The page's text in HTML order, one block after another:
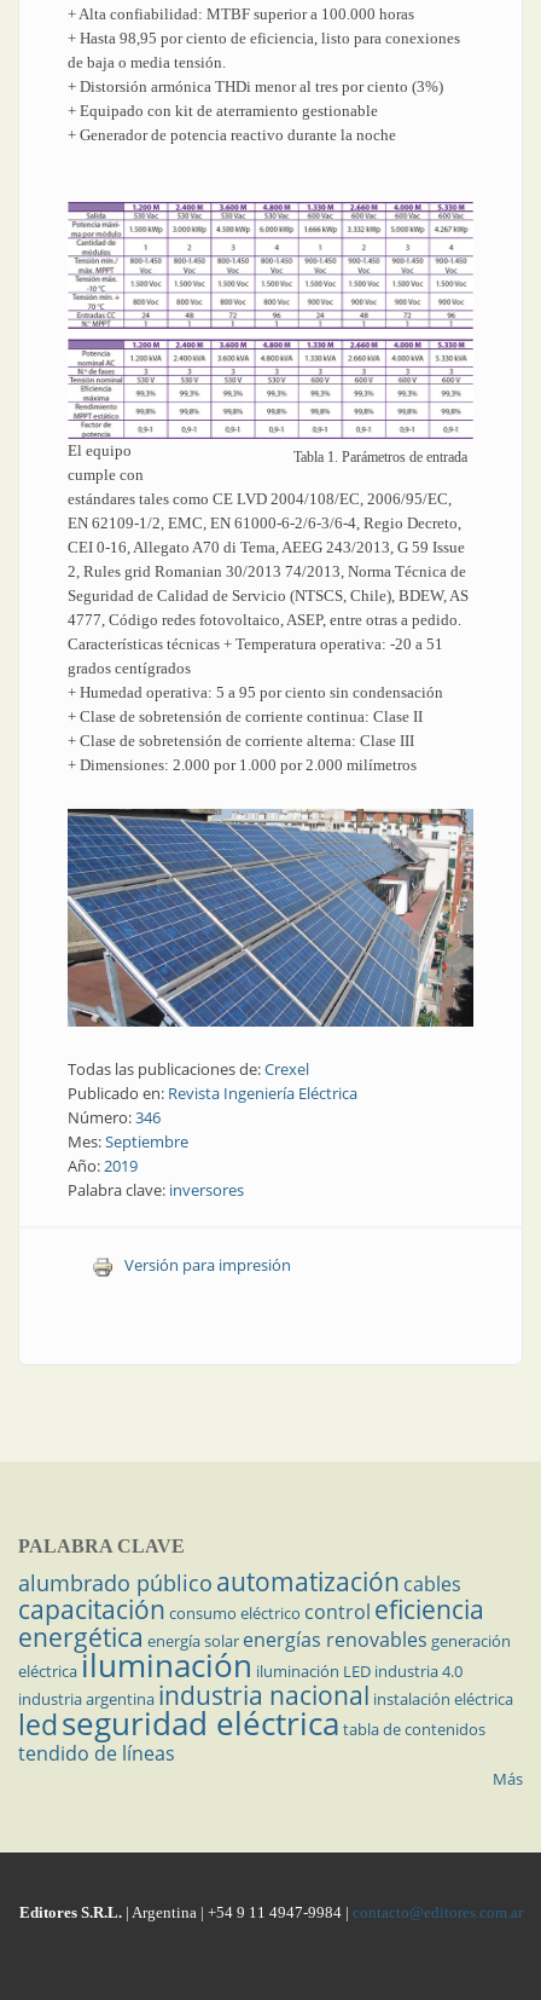
+ Alta confiabilidad: MTBF superior a 100.000 horas
+ Hasta 98,95 por ciento de eficiencia, listo para conexiones
de baja o media tensión.
+ Distorsión armónica THDi menor al tres por ciento (3%)
+ Equipado con kit de aterramiento gestionable
+ Generador de potencia reactivo durante la noche
Tabla 1. Parámetros de entrada
El equipo
cumple con
estándares tales como CE LVD 2004/108/EC, 2006/95/EC,
EN 62109-1/2, EMC, EN 61000-6-2/6-3/6-4, Regio Decreto,
CEI 0-16, Allegato A70 di Tema, AEEG 243/2013, G 59 Issue
2, Rules grid Romanian 30/2013 74/2013, Norma Técnica de
Seguridad de Calidad de Servicio (NTSCS, Chile), BDEW, AS
4777, Código redes fotovoltaico, ASEP, entre otras a pedido.
Características técnicas + Temperatura operativa: -20 a 51
grados centígrados
+ Humedad operativa: 5 a 95 por ciento sin condensación
+ Clase de sobretensión de corriente continua: Clase II
+ Clase de sobretensión de corriente alterna: Clase III
+ Dimensiones: 2.000 por 1.000 por 2.000 milímetros
Todas las publicaciones de:Crexel
Publicado en: Revista Ingeniería Eléctrica
Número:346
Mes:Septiembre
Año:2019
Palabra clave: inversores
Versión para impresión
PALABRA CLAVE
alumbrado público automatización cables
capacitación consumo eléctrico control eficiencia
energética energía solar energías renovables generación
eléctricailuminación iluminación LED industria 4.0
industria argentina industria nacional instalación eléctrica
ledseguridad eléctrica tabla de contenidos
tendido de líneas
Más
Editores S.R.L.| Argentina | +54 9 11 4947-9984 | contacto@editores.com.ar